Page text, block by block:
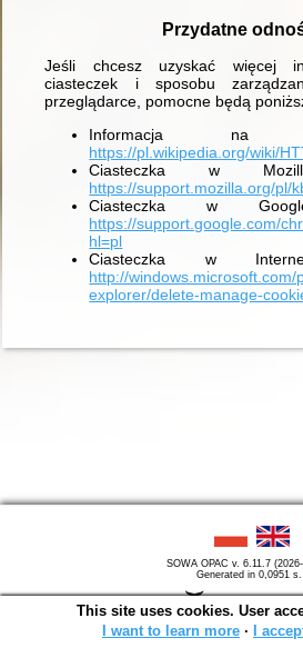
Przydatne
Jeśli chcesz uzyskać więcej
ciasteczek i sposobu
przeglądarce, pomocne będą
Informacja na
https://pl.wikipedia.org/wiki/
Ciasteczka w
https://support.mozilla.org/pl/
Ciasteczka w
https://support.google.com/
hl=pl
Ciasteczka w
http://windows.microsoft.com/
explorer/delete-manage-
SOWA OPAC v. 6.11.7
Generated in 0,0951 s.
This site uses cookies. User
I want to learn more ∙ I